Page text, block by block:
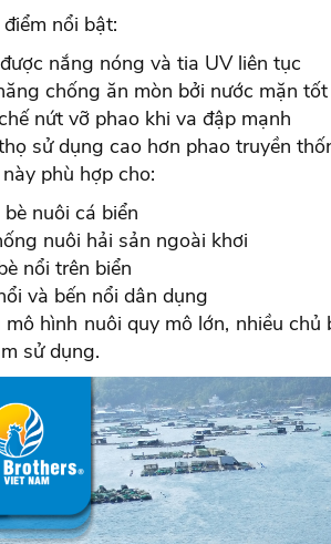
nổi bật:
nắng nóng và tia UV liên tục
chống ăn mòn bởi nước mặn tốt
nứt vỡ phao khi va đập mạnh
sử dụng cao hơn phao truyền
phù hợp cho:
nuôi cá biển
nuôi hải sản ngoài khơi
nổi trên biển
và bến nổi dân dụng
hình nuôi quy mô lớn, nhiều
sử dụng.